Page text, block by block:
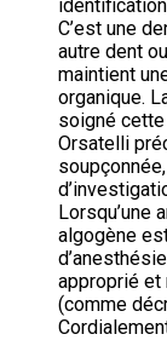
C’est une
autre dent
maintient
organique.
soigné
Orsatelli
Lorsqu’une
algogène
approprié et
(comme